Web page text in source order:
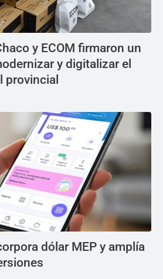
y ECOM firmaron un
y digitalizar el
provincial
dólar MEP y amplía